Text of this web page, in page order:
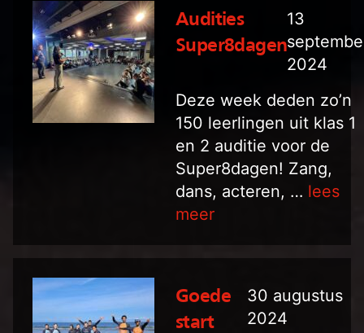
Audities
Super8dagen
13
2024
Deze week deden zo’n
150 leerlingen uit klas 1
en 2 auditie voor de
Super8dagen! Zang,
dans, acteren, … lees
meer
Goede
start
30 augustus
2024